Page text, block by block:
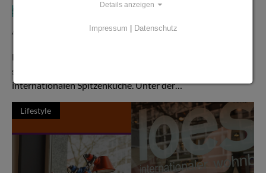
5. Mai 2026
Aqua Wolfsburg
Das Restaurant Aqua im Ritz-Carlton Wolfsburg zählt
seit vielen Jahren zu den bedeutendsten Adressen der
internationalen Spitzenküche. Unter der…
Lifestyle
Details anzeigen
Impressum Datenschutz